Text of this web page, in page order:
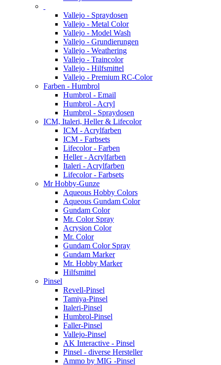
Vallejo - Spraydosen
Vallejo - Metal Color
Vallejo - Model Wash
Vallejo - Grundierungen
Vallejo - Weathering
Vallejo - Traincolor
Vallejo - Hilfsmittel
Vallejo - Premium RC-Color
Farben - Humbrol
Humbrol - Email
Humbrol - Acryl
Humbrol - Spraydosen
ICM, Italeri, Heller & Lifecolor
ICM - Acrylfarben
ICM - Farbsets
Lifecolor - Farben
Heller - Acrylfarben
Italeri - Acrylfarben
Lifecolor - Farbsets
Mr Hobby-Gunze
Aqueous Hobby Colors
Aqueous Gundam Color
Gundam Color
Mr. Color Spray
Acrysion Color
Mr. Color
Gundam Color Spray
Gundam Marker
Mr. Hobby Marker
Hilfsmittel
Pinsel
Revell-Pinsel
Tamiya-Pinsel
Italeri-Pinsel
Humbrol-Pinsel
Faller-Pinsel
Vallejo-Pinsel
AK Interactive - Pinsel
Pinsel - diverse Hersteller
Ammo by MIG -Pinsel